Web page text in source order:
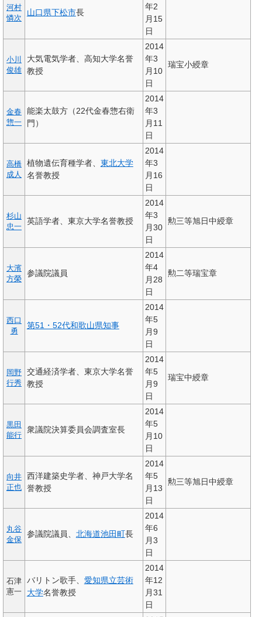
河村
憐次
山口県下松市長
年2
月15
日
小川
俊雄
大気電気学者、高知大学名誉
教授
2014
年3
月10
日
瑞宝小綬章
金春
惣一
能楽太鼓方（22代金春惣右衛
門）
2014
年3
月11
日
高橋
成人
植物遺伝育種学者、 東北大学
名誉教授
2014
年3
月16
日
杉山
忠一
英語学者、東京大学名誉教授
2014
年3
月30
日
勲三等旭日中綬章
大濱
方榮
参議院議員
2014
年4
月28
日
勲二等瑞宝章
西口
勇
第51・52代和歌山県知事
2014
年5
月9
日
岡野
行秀
交通経済学者、東京大学名誉
教授
2014
年5
月9
日
瑞宝中綬章
黒田
能行
衆議院決算委員会調査室長
2014
年5
月10
日
向井
正也
西洋建築史学者、神戸大学名
誉教授
2014
年5
月13
日
勲三等旭日中綬章
丸谷
金保
参議院議員、 北海道池田町長
2014
年6
月3
日
石津
憲一
バリトン歌手、 愛知県立芸術
大学名誉教授
2014
年12
月31
日